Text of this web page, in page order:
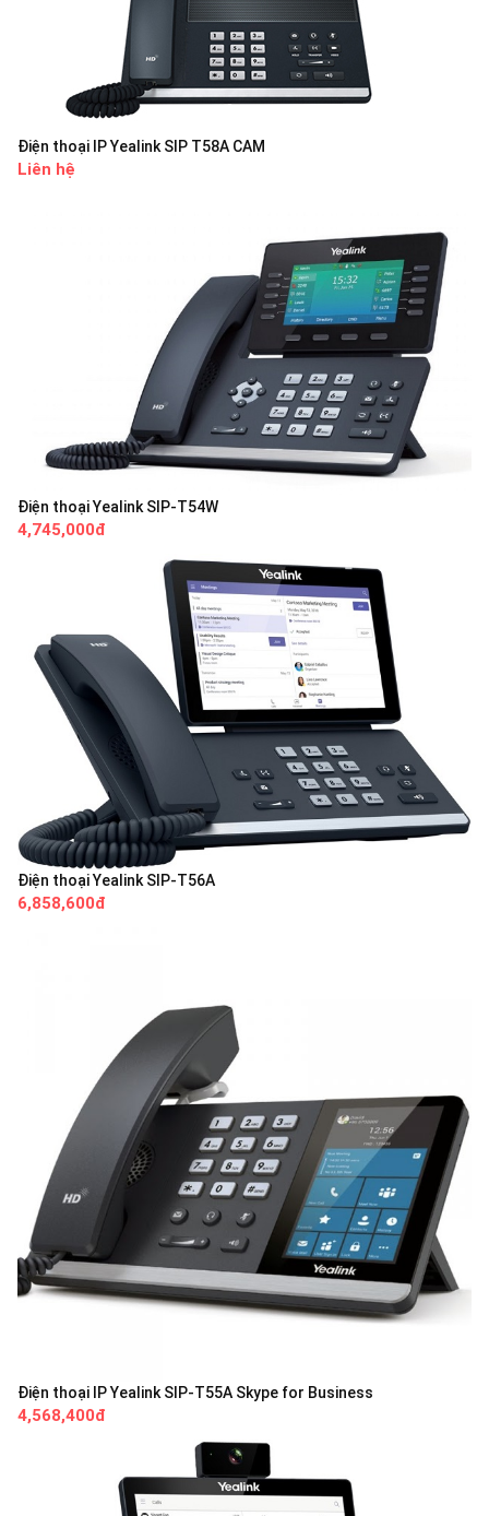
Điện thoại IP Yealink SIP T58A CAM
Liên hệ
Điện thoại Yealink SIP-T54W
4,745,000đ
Điện thoại Yealink SIP-T56A
6,858,600đ
Điện thoại IP Yealink SIP-T55A Skype for Business
4,568,400đ